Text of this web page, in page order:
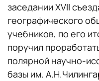
заседании XVII
географического
учебников, по его
поручил
полярной научно-
базы им.